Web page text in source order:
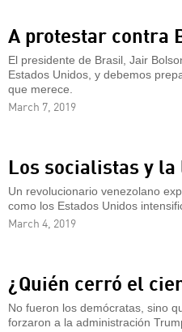
A protestar contra
El presidente de Brasil, Jair
Estados Unidos, y debemos
que merece.
March 7, 2019
Los socialistas y
Un revolucionario venezolano
como los Estados Unidos
March 4, 2019
¿Quién cerró el
No fueron los demócratas, sino
forzaron a la administración